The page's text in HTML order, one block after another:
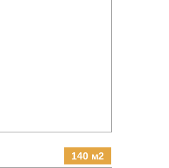
140 м2